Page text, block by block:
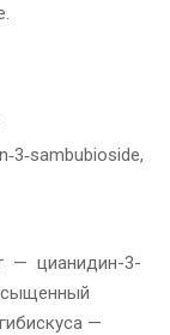
— цианидин-3-
—